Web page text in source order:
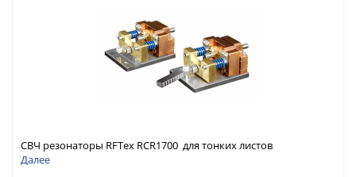
СВЧ резонаторы RFTex RCR1700 для тонких листов
Далее